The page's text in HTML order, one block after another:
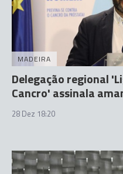
MADEIRA
Delegação regional
Cancro' assinala
28 Dez 18:20